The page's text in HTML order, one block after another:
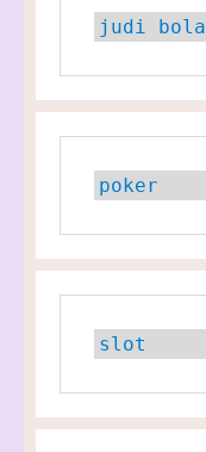
judi bola
poker
slot